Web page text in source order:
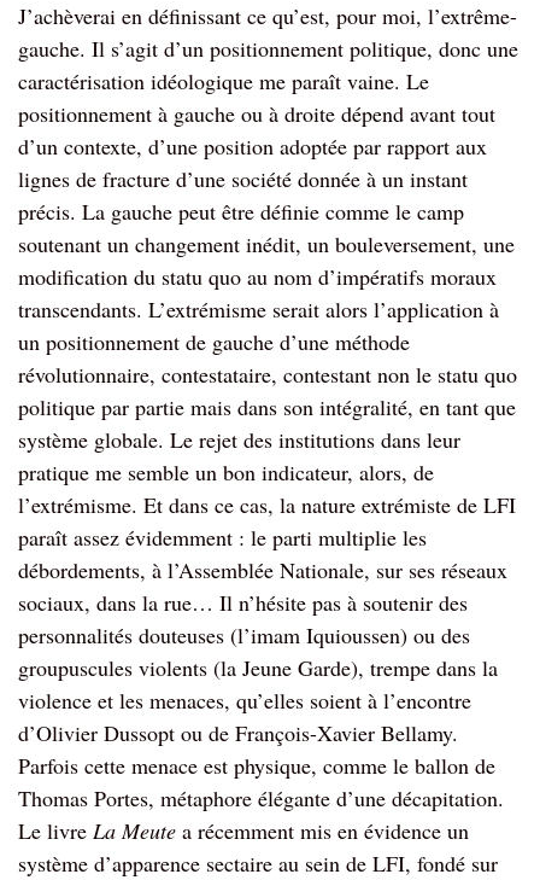
J’achèverai en définissant ce qu’est, pour moi, l’extrême-
gauche. Il s’agit d’un positionnement politique, donc une
caractérisation idéologique me paraît vaine. Le
positionnement à gauche ou à droite dépend avant tout
d’un contexte, d’une position adoptée par rapport aux
lignes de fracture d’une société donnée à un instant
précis. La gauche peut être définie comme le camp
soutenant un changement inédit, un bouleversement, une
modification du statu quo au nom d’impératifs moraux
transcendants. L’extrémisme serait alors l’application à
un positionnement de gauche d’une méthode
révolutionnaire, contestataire, contestant non le statu quo
politique par partie mais dans son intégralité, en tant que
système globale. Le rejet des institutions dans leur
pratique me semble un bon indicateur, alors, de
l’extrémisme. Et dans ce cas, la nature extrémiste de LFI
paraît assez évidemment : le parti multiplie les
débordements, à l’Assemblée Nationale, sur ses réseaux
sociaux, dans la rue… Il n’hésite pas à soutenir des
personnalités douteuses (l’imam Iquioussen) ou des
groupuscules violents (la Jeune Garde), trempe dans la
violence et les menaces, qu’elles soient à l’encontre
d’Olivier Dussopt ou de François-Xavier Bellamy.
Parfois cette menace est physique, comme le ballon de
Thomas Portes, métaphore élégante d’une décapitation.
Le livre La Meute a récemment mis en évidence un
système d’apparence sectaire au sein de LFI, fondé sur